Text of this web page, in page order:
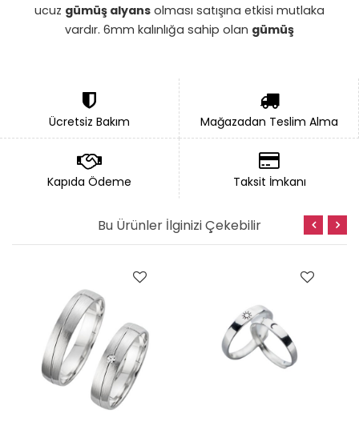
ucuz gümüş alyans olması satışına etkisi mutlaka
vardır. 6mm kalınlığa sahip olan gümüş
nişan yüzükleri
edilen modeller arasındadır.
Yüzük, çoğu zaman süs eşyası olarak kullanılan ya
gibi kurumların simgesi
olarakparmağa
takılan madenî halkadır. Erken
çağlarda bu yana evlilik yüzüğü
sonsuzluğu ve kalıcılığı
sembolize ediyor ve halka olmasının nedeni de
yuvarlak şeklinin sonsuzluğu simgelemesidir
Alyans Siparişleriniz 2 iş gününde kargoya
Ürün Özellikleri
Ücretsiz Bakım Mağazadan Teslim Alma
Kapıda Ödeme Taksit İmkanı
Bu Ürünler İlginizi Çekebilir